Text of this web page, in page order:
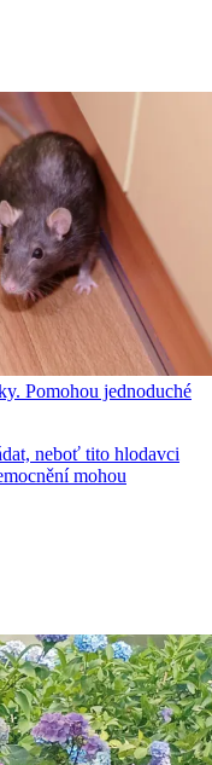
Pomohou jednoduché
neboť tito hlodavci
mohou